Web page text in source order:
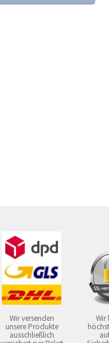
Wir versenden
unsere Produkte
ausschließlich
Wir